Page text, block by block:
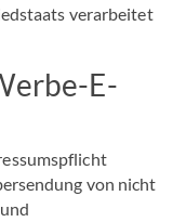
verarbeitet
E-
von nicht